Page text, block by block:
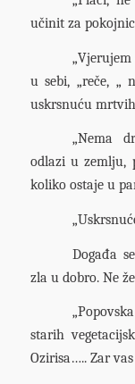
učinit za
u sebi, „reče, „
uskrsnuću
„Nema
odlazi u zemlju,
koliko ostaje u
Događa
zla u dobro. Ne
starih
Ozirisa….. Zar